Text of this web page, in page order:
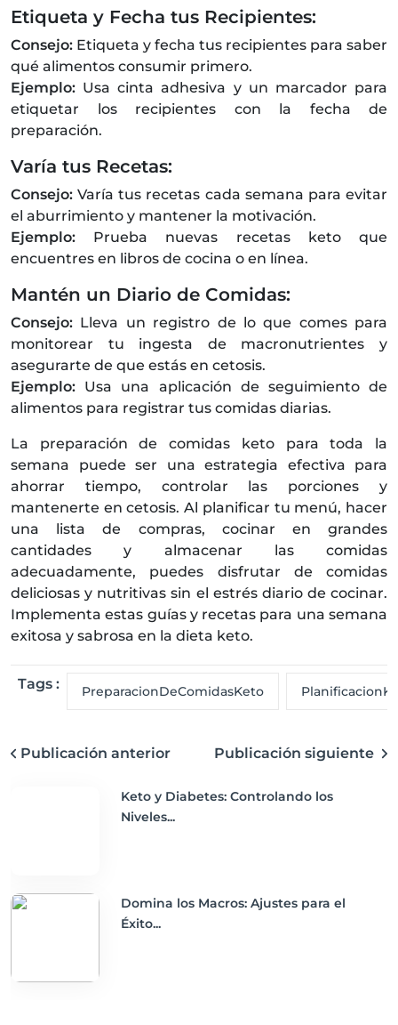
Etiqueta y Fecha tus Recipientes:
Consejo: Etiqueta y fecha tus recipientes para saber
qué alimentos consumir primero.
Ejemplo: Usa cinta adhesiva y un marcador para
etiquetar los recipientes con la fecha de
preparación.
Varía tus Recetas:
Consejo: Varía tus recetas cada semana para evitar
el aburrimiento y mantener la motivación.
Ejemplo: Prueba nuevas recetas keto que
encuentres en libros de cocina o en línea.
Mantén un Diario de Comidas:
Consejo: Lleva un registro de lo que comes para
monitorear tu ingesta de macronutrientes y
asegurarte de que estás en cetosis.
Ejemplo: Usa una aplicación de seguimiento de
alimentos para registrar tus comidas diarias.
La preparación de comidas keto para toda la
semana puede ser una estrategia efectiva para
ahorrar tiempo, controlar las porciones y
mantenerte en cetosis. Al planificar tu menú, hacer
una lista de compras, cocinar en grandes
cantidades y almacenar las comidas
adecuadamente, puedes disfrutar de comidas
deliciosas y nutritivas sin el estrés diario de cocinar.
Implementa estas guías y recetas para una semana
exitosa y sabrosa en la dieta keto.
Tags : PreparacionDeComidasKeto
Publicación anterior Publicación siguiente
Keto y Diabetes: Controlando los
Niveles...
Domina los Macros: Ajustes para el
Éxito...